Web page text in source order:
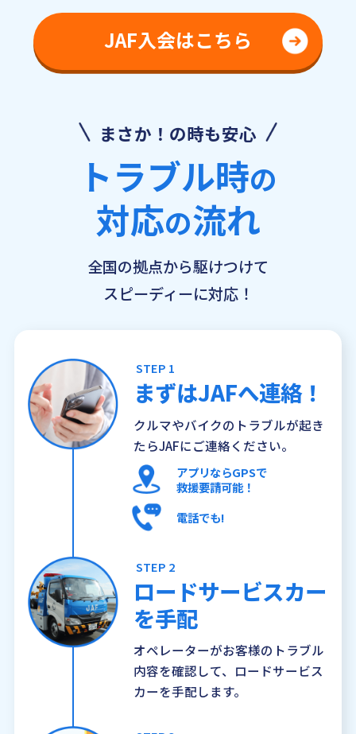
JAF入会はこちら
まさか！の時も安心
トラブル時の
対応の流れ
全国の拠点から駆けつけて
スピーディーに対応！
STEP 1
まずはJAFへ連絡！
クルマやバイクのトラブルが起き
たらJAFにご連絡ください。
アプリならGPSで
救援要請可能！
電話でも!
STEP 2
ロードサービスカー
を手配
オペレーターがお客様のトラブル
内容を確認して、ロードサービス
カーを手配します。